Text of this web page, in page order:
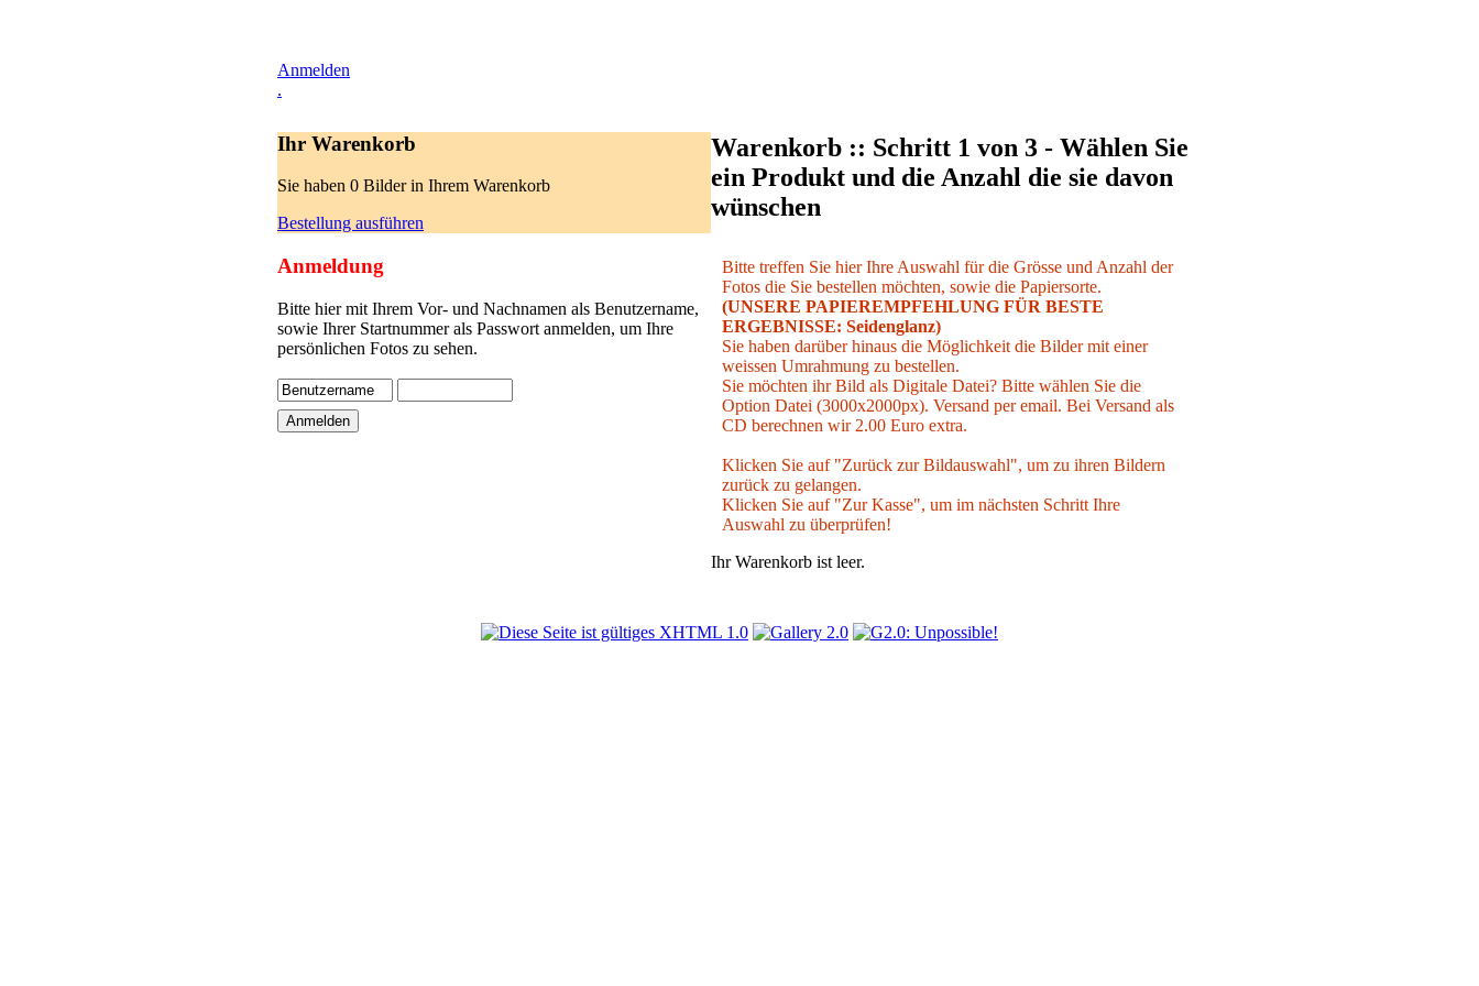
Anmelden
.
Ihr Warenkorb
Sie haben 0 Bilder in Ihrem Warenkorb
Bestellung ausführen
Anmeldung
Bitte hier mit Ihrem Vor- und Nachnamen als Benutzername,
sowie Ihrer Startnummer als Passwort anmelden, um Ihre
persönlichen Fotos zu sehen.
Warenkorb :: Schritt 1 von 3 - Wählen Sie
ein Produkt und die Anzahl die sie davon
wünschen
Bitte treffen Sie hier Ihre Auswahl für die Grösse und Anzahl der
Fotos die Sie bestellen möchten, sowie die Papiersorte.
(UNSERE PAPIEREMPFEHLUNG FÜR BESTE
ERGEBNISSE: Seidenglanz)
Sie haben darüber hinaus die Möglichkeit die Bilder mit einer
weissen Umrahmung zu bestellen.
Sie möchten ihr Bild als Digitale Datei? Bitte wählen Sie die
Option Datei (3000x2000px). Versand per email. Bei Versand als
CD berechnen wir 2.00 Euro extra.
Klicken Sie auf "Zurück zur Bildauswahl", um zu ihren Bildern
zurück zu gelangen.
Klicken Sie auf "Zur Kasse", um im nächsten Schritt Ihre
Auswahl zu überprüfen!
Ihr Warenkorb ist leer.